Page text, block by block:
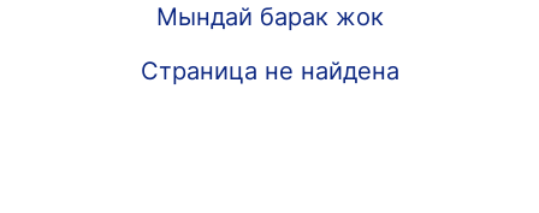
Мындай барак жок
Страница не найдена